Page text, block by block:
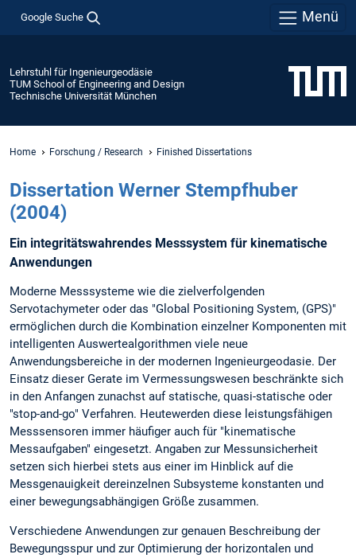
Google Suche Menü
Lehrstuhl für Ingenieurgeodäsie
TUM School of Engineering and Design
Technische Universität München
Home Forschung / Research Finished Dissertations
Dissertation Werner Stempfhuber
(2004)
Ein integritätswahrendes Messsystem für kinematische
Anwendungen
Moderne Messsysteme wie die zielverfolgenden
Servotachymeter oder das "Global Positioning System, (GPS)"
ermöglichen durch die Kombination einzelner Komponenten mit
intelligenten Auswertealgorithmen viele neue
Anwendungsbereiche in der modernen Ingenieurgeodasie. Der
Einsatz dieser Gerate im Vermessungswesen beschränkte sich
in den Anfangen zunachst auf statische, quasi-statische oder
"stop-and-go" Verfahren. Heutewerden diese leistungsfähigen
Messsensoren immer häufiger auch für "kinematische
Messaufgaben" eingesetzt. Angaben zur Messunsicherheit
setzen sich hierbei stets aus einer im Hinblick auf die
Messgenauigkeit dereinzelnen Subsysteme konstanten und
einer bewegungsabhängigen Größe zusammen.
Verschiedene Anwendungen zur genauen Beschreibung der
Bewegungsspur und zur Optimierung der horizontalen und